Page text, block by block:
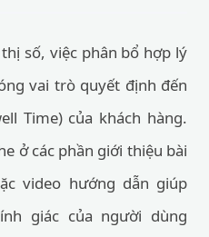
số, việc phân bổ hợp lý
vai trò quyết định đến
Time) của khách hàng.
ở các phần giới thiệu bài
video hướng dẫn giúp
giác của người dùng